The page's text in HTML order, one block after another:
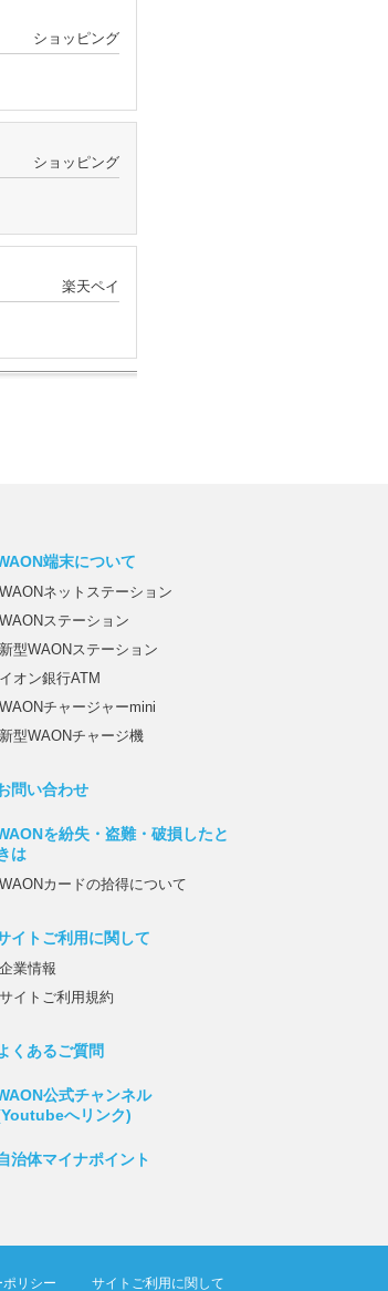
ショッピング
ショッピング
楽天ペイ